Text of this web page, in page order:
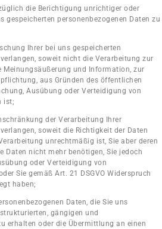
die Berichtigung unrichtiger oder
gespeicherten personenbezogenen Daten zu
Ihrer bei uns gespeicherten
soweit nicht die Verarbeitung zur
Meinungsäußerung und Information, zur
aus Gründen des öffentlichen
Ausübung oder Verteidigung von
ist;
der Verarbeitung Ihrer
soweit die Richtigkeit der Daten
unrechtmäßig ist, Sie aber deren
Daten nicht mehr benötigen, Sie jedoch
oder Verteidigung von
Sie gemäß Art. 21 DSGVO Widerspruch
haben;
Daten, die Sie uns
gängigen und
erhalten oder die Übermittlung an einen